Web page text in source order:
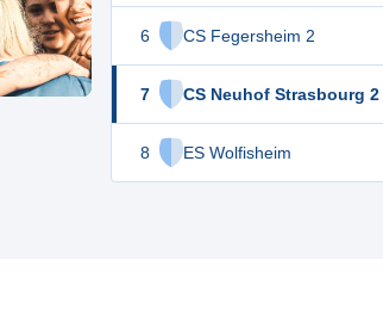
6 CS Fegersheim 2
7 CS Neuhof Strasbourg 2
8 ES Wolfisheim